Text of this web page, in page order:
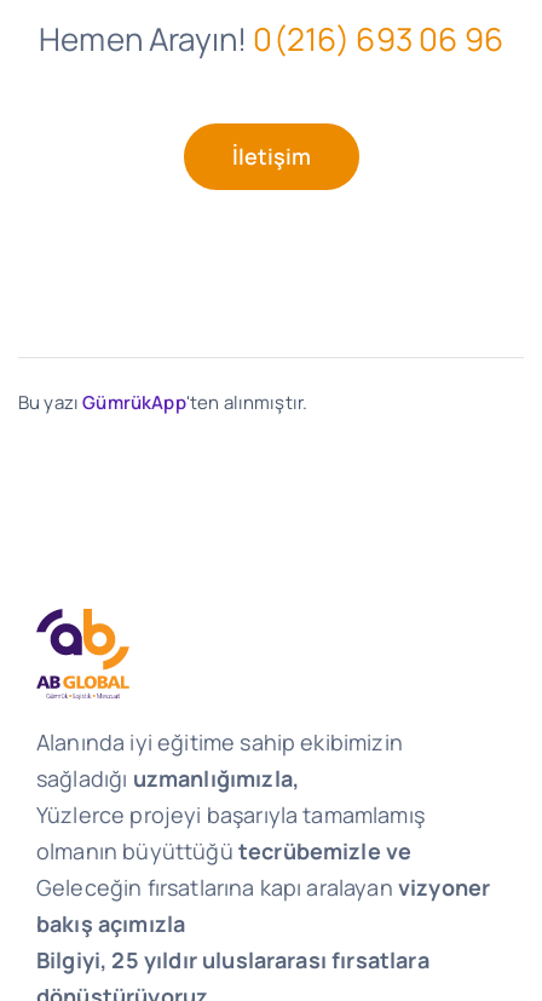
Hemen Arayın! 0(216) 693 06 96
İletişim
Bu yazıGümrükApp'ten alınmıştır.
Alanında iyi eğitime sahip ekibimizin
sağladığı uzmanlığımızla,
Yüzlerce projeyi başarıyla tamamlamış
olmanın büyüttüğü tecrübemizle ve
Geleceğin fırsatlarına kapı aralayan vizyoner
bakış açımızla
Bilgiyi, 25 yıldır uluslararası fırsatlara